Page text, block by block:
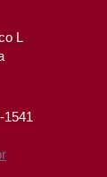
L
1541